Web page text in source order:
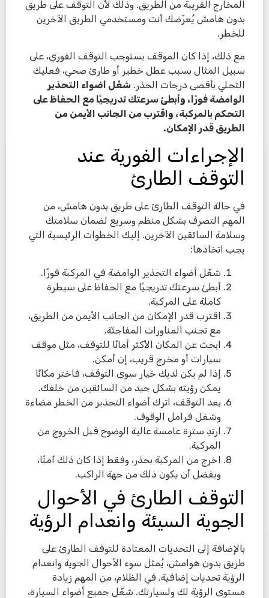
المخارج القريبة من الطريق. وذلك لأن التوقف على طريق
بدون هامش يُعرّضك أنت ومستخدمي الطريق الآخرين
للخطر.
مع ذلك، إذا كان الموقف يستوجب التوقف الفوري، على
سبيل المثال بسبب عطل خطير أو طارئ صحي، فعليك
التحلي بأقصى درجات الحذر. شغّل أضواء التحذير
الوامضة فورًا، وأبطئ سرعتك تدريجيًا مع الحفاظ على
التحكم بالمركبة، واقترب من الجانب الأيمن من
الطريق قدر الإمكان.
الإجراءات الفورية عند
التوقف الطارئ
في حالة التوقف الطارئ على طريق بدون هامش، من
المهم التصرف بشكل منظم وسريع لضمان سلامتك
وسلامة السائقين الآخرين. إليك الخطوات الرئيسية التي
يجب اتخاذها:
شغّل أضواء التحذير الوامضة في المركبة فورًا.
أبطئ سرعتك تدريجيًا مع الحفاظ على سيطرة
كاملة على المركبة.
اقترب قدر الإمكان من الجانب الأيمن من الطريق،
مع تجنب المناورات المفاجئة.
ابحث عن المكان الأكثر أمانًا للتوقف، مثل موقف
سيارات أو مخرج قريب، إن أمكن.
إذا لم يكن لديك خيار سوى التوقف، فاختر مكانًا
يمكن رؤيته بشكل جيد من السائقين من خلفك.
بعد التوقف، اترك أضواء التحذير من الخطر مضاءة
وشغل فرامل الوقوف.
ارتدِ سترة عامسة عالية الوضوح قبل الخروج من
المركبة.
اخرج من المركبة بحذر، وفقط إذا كان ذلك آمنًا،
ويفضل أن يكون ذلك من جهة الراكب.
التوقف الطارئ في الأحوال
الجوية السيئة وانعدام الرؤية
بالإضافة إلى التحديات المعتادة للتوقف الطارئ على
طريق بدون هوامش، يُمثل سوء الأحوال الجوية وانعدام
الرؤية تحديات إضافية. في الظلام، من المهم زيادة
مستوى الرؤية لك ولسيارتك. شغّل جميع أضواء السيارة،